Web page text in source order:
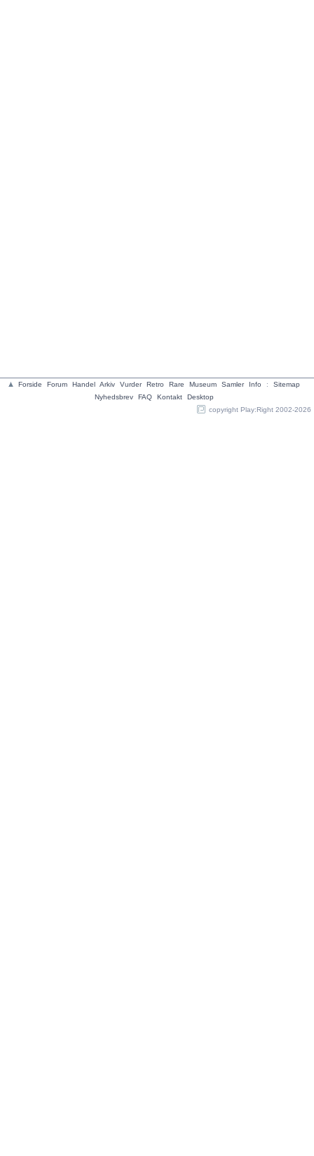
Forside Forum Handel Arkiv Vurder Retro Rare Museum Samler Info :
Sitemap
Nyhedsbrev
FAQ Kontakt
Desktop
copyright Play:Right 2002-2026